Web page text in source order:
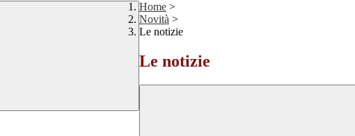
Home >
Novità >
Le notizie
Le notizie